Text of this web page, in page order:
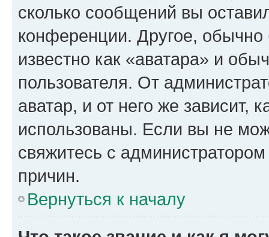
сколько сообщений вы
конференции. Другое,
известно как «аватара» и
пользователя. От
аватар, и от него же зависит,
использованы. Если вы не
свяжитесь с
причин.
Вернуться к началу